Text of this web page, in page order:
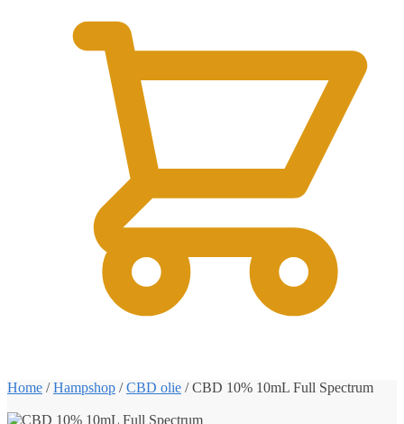
Home /Hampshop /CBD olie /CBD 10% 10mL Full Spectrum